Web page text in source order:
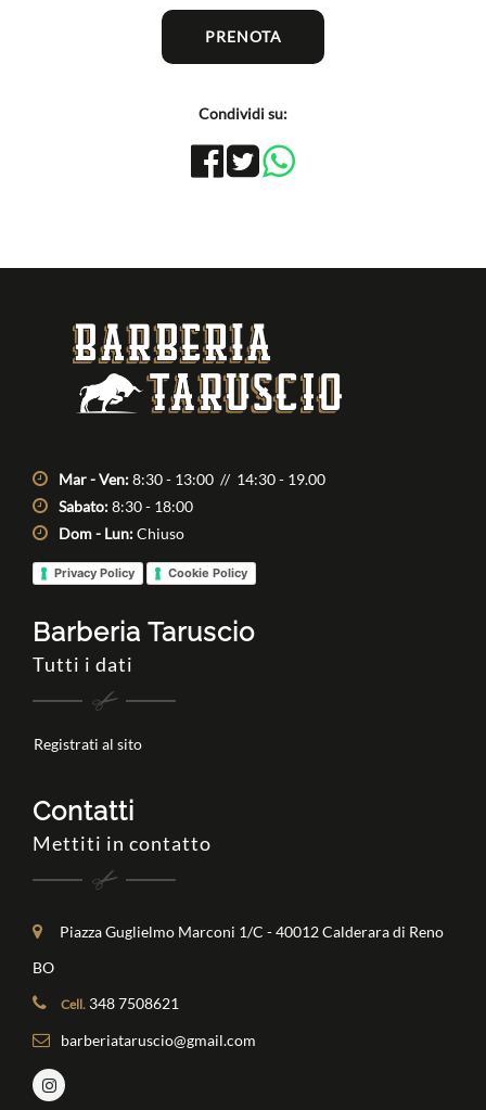
PRENOTA
Condividi su:
Condividi
su
Condividi
su
Mar - Ven:8:30 - 13:00 // 14:30 - 19.00
Sabato:8:30 - 18:00
Dom - Lun:Chiuso
Privacy Policy Cookie Policy
Barberia Taruscio
Tutti i dati
Registrati al sito
Contatti
Mettiti in contatto
Piazza Guglielmo Marconi 1/C - 40012 Calderara di Reno
BO
Cell. 348 7508621
barberiataruscio@gmail.com
Facebook